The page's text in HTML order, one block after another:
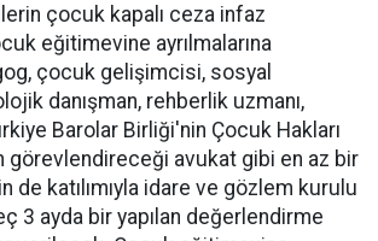
çocuk kapalı ceza infaz
eğitimevine ayrılmalarına
çocuk gelişimcisi, sosyal
danışman, rehberlik uzmanı,
Barolar Birliği'nin Çocuk Hakları
görevlendireceği avukat gibi en az bir
de katılımıyla idare ve gözlem kurulu
3 ayda bir yapılan değerlendirme